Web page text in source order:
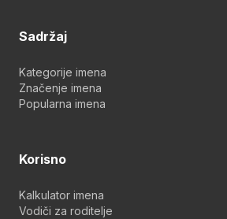
Sadržaj
Kategorije imena
Značenje imena
Popularna imena
Korisno
Kalkulator imena
Vodiči za roditelje